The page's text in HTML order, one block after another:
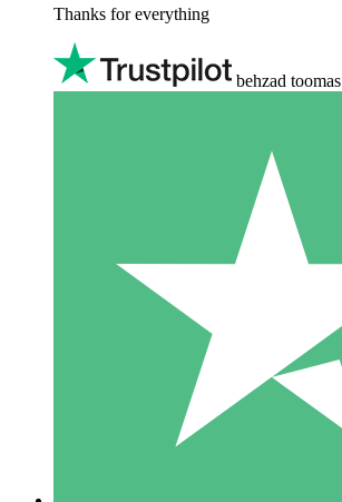
Thanks for everything
behzad toomas